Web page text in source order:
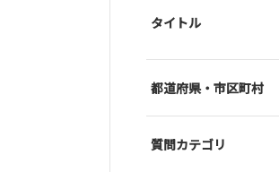
タイトル
都道府県・市区町村
質問カテゴリ